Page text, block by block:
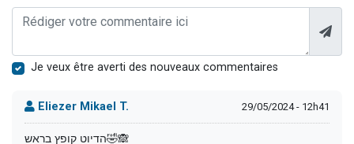
Je veux être averti des nouveaux commentaires
Eliezer Mikael T. 29/05/2024 - 12h41
הדיוט קופץ בראש🤣🙈